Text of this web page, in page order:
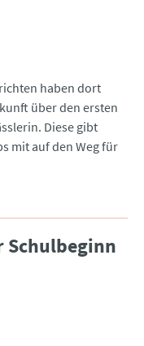
haben dort
über den ersten
Diese gibt
mit auf den Weg für
Schulbeginn